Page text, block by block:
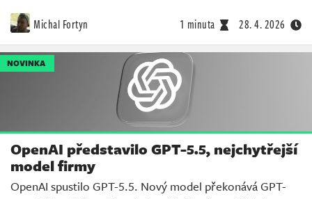
Michal Fortyn 1 minuta 28. 4. 2026
NOVINKA
OpenAI představilo GPT-5.5, nejchytřejší
model firmy
OpenAI spustilo GPT-5.5. Nový model překonává GPT-